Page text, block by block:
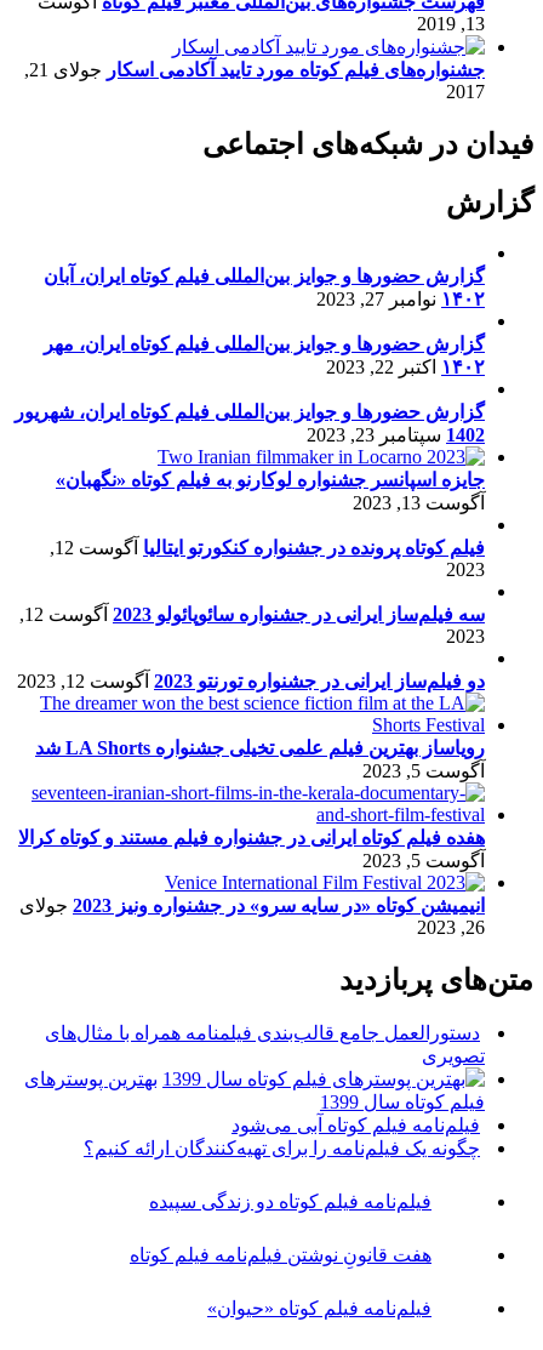
13, 2019
جشنواره‌های فیلم کوتاه مورد تایید آکادمی اسکار
جولای 21,
2017
فیدان در شبکه‌های اجتماعی
گزارش
گزارش حضورها و جوایز بین‌المللی فیلم کوتاه ایران، آبان
۱۴۰۲ نوامبر 27, 2023
گزارش حضورها و جوایز بین‌المللی فیلم کوتاه ایران، مهر
۱۴۰۲ اکتبر 22, 2023
گزارش حضورها و جوایز بین‌المللی فیلم کوتاه ایران، شهریور
1402 سپتامبر 23, 2023
جایزه اسپانسر جشنواره لوکارنو به فیلم کوتاه «نگهبان»
آگوست 13, 2023
فیلم کوتاه پرونده در جشنواره کنکورتو ایتالیا
آگوست 12,
2023
سه فیلم‌ساز ایرانی در جشنواره سائوپائولو 2023
آگوست 12,
2023
دو فیلم‌ساز ایرانی در جشنواره تورنتو 2023 آگوست 12, 2023
رویاساز بهترین فیلم علمی تخیلی جشنواره LA Shorts شد
آگوست 5, 2023
هفده فیلم کوتاه ایرانی در جشنواره فیلم مستند و کوتاه کرالا
آگوست 5, 2023
انیمیشن کوتاه «در سایه سرو» در جشنواره ونیز 2023
جولای
26, 2023
متن‌های پربازدید
دستورالعمل جامع قالب‌بندی فیلمنامه همراه با مثال‌های
تصویری
بهترین پوسترهای
فیلم کوتاه سال 1399
فیلم‌نامه فیلم کوتاه آبی می‌شود
چگونه یک فیلم‌نامه را برای تهیه‌کنندگان ارائه کنیم؟
فیلم‌نامه فیلم کوتاه دو زندگی سپیده
هفت قانونِ نوشتن فیلم‌نامه فیلم کوتاه
فیلم‌نامه فیلم کوتاه «حیوان»